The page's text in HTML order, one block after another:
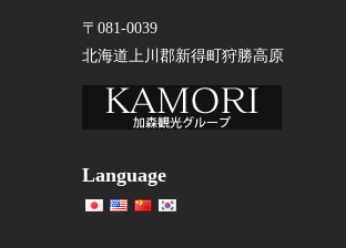
〒081-0039
北海道上川郡新得町狩勝高原
Language